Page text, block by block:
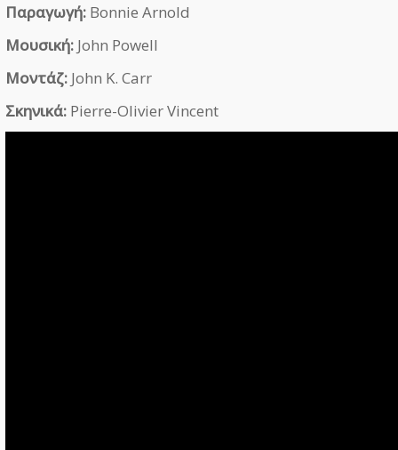
Παραγωγή: Bonnie Arnold
Μουσική: John Powell
Μοντάζ: John K. Carr
Σκηνικά: Pierre-Olivier Vincent